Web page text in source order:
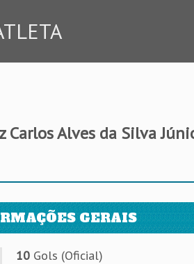
Carlos Alves da Silva
GERAIS
10Gols (Oficial)